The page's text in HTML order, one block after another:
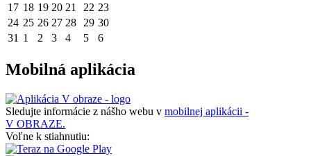
17 18 19 20 21 22 23
24 25 26 27 28 29 30
31 1 2 3 4 5 6
Mobilná aplikácia
Sledujte informácie z nášho webu v mobilnej aplikácii -
V OBRAZE.
Voľne k stiahnutiu: